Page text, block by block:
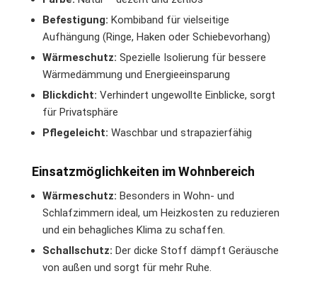
Befestigung: Kombiband für vielseitige
Aufhängung (Ringe, Haken oder Schiebevorhang)
Wärmeschutz: Spezielle Isolierung für bessere
Wärmedämmung und Energieeinsparung
Blickdicht: Verhindert ungewollte Einblicke, sorgt
für Privatsphäre
Pflegeleicht: Waschbar und strapazierfähig
Einsatzmöglichkeiten im Wohnbereich
Wärmeschutz: Besonders in Wohn- und
Schlafzimmern ideal, um Heizkosten zu reduzieren
und ein behagliches Klima zu schaffen.
Schallschutz: Der dicke Stoff dämpft Geräusche
von außen und sorgt für mehr Ruhe.